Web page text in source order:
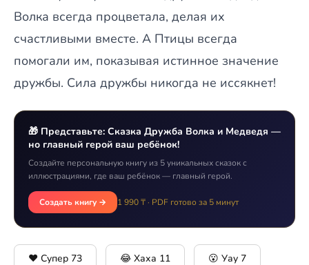
Волка всегда процветала, делая их
счастливыми вместе. А Птицы всегда
помогали им, показывая истинное значение
дружбы. Сила дружбы никогда не иссякнет!
🎁 Представьте: Сказка Дружба Волка и Медведя —
но главный герой ваш ребёнок!
Создайте персональную книгу из 5 уникальных сказок с
иллюстрациями, где ваш ребёнок — главный герой.
Создать книгу → 1 990 ₸ · PDF готово за 5 минут
❤️ Супер 73 😂 Хаха 11 😮 Уау 7